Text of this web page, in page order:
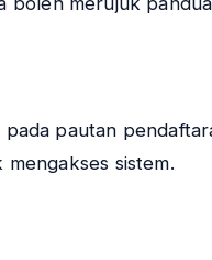
pautan
sistem.